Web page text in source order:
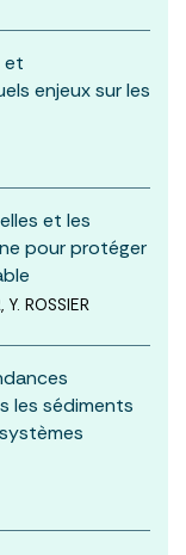
et
enjeux sur les
et les
pour protéger
Y. ROSSIER
les sédiments